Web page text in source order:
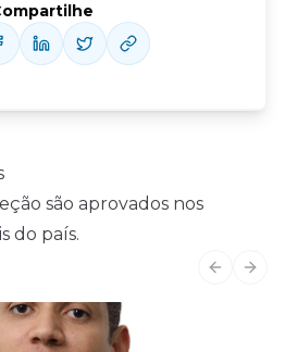
são aprovados nos
do país.